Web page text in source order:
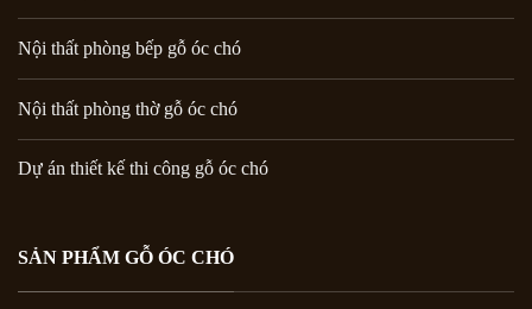
Nội thất phòng bếp gỗ óc chó
Nội thất phòng thờ gỗ óc chó
Dự án thiết kế thi công gỗ óc chó
SẢN PHẨM GỖ ÓC CHÓ